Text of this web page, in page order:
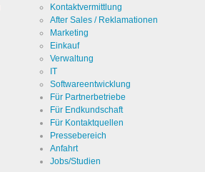
Kontaktvermittlung
After Sales / Reklamationen
Marketing
Einkauf
Verwaltung
IT
Softwareentwicklung
Für Partnerbetriebe
Für Endkundschaft
Für Kontaktquellen
Pressebereich
Anfahrt
Jobs/Studien